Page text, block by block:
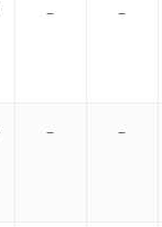
– –
– –